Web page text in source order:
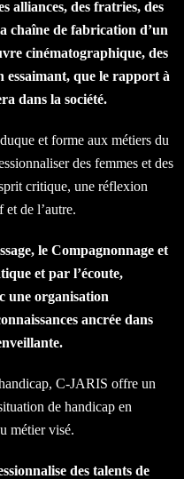
alliances, des fratries, des
chaîne de fabrication d’un
cinématographique, des
essaimant, que le rapport à
dans la société.
et forme aux métiers du
des femmes et des
critique, une réflexion
de l’autre.
le Compagnonnage et
et par l’écoute,
une organisation
ancrée dans
C-JARIS offre un
de handicap en
métier visé.
des talents de